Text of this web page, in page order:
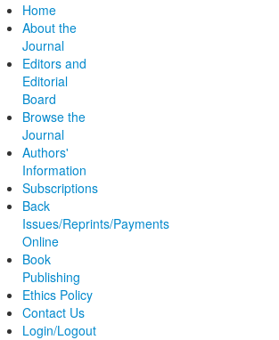
Home
About the
Journal
Editors and
Editorial
Board
Browse the
Journal
Authors'
Information
Subscriptions
Back
Issues/Reprints/Payments
Online
Book
Publishing
Ethics Policy
Contact Us
Login/Logout